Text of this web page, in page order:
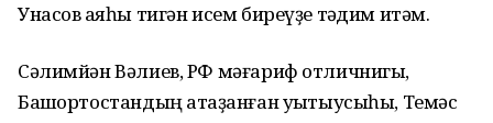
Унасов ҡаяһы тигән исем биреүҙе тәҡдим итәм.
Сәлимйән Вәлиев, РФ мәғариф отличнигы,
Башҡортостандың атҡаҙанған уҡытыусыһы, Темәс